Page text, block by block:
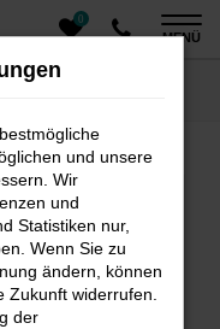
0
MENÜ
können:
und unsere
Wir
und
Statistiken nur,
Wenn Sie zu
ändern, können
Zukunft widerrufen.
der